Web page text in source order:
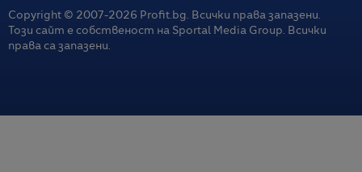
Copyright © 2007-2026 Profit.bg. Всички права запазени.
Този сайт е собственост на Sportal Media Group. Всички
права са запазени.